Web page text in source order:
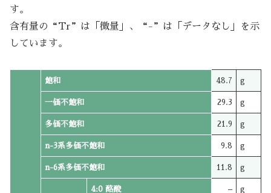
す。
含有量の“Tr”は「微量」、“-”は「データなし」を示
しています。
飽和 48.7 g
一価不飽和 29.3 g
多価不飽和 21.9 g
n-3系多価不飽和 9.8 g
n-6系多価不飽和 11.8 g
4:0 酪酸 – g